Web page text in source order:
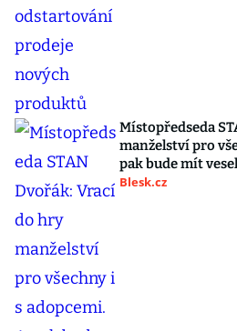
Místopředseda
manželství pro
pak bude mít
Blesk.cz